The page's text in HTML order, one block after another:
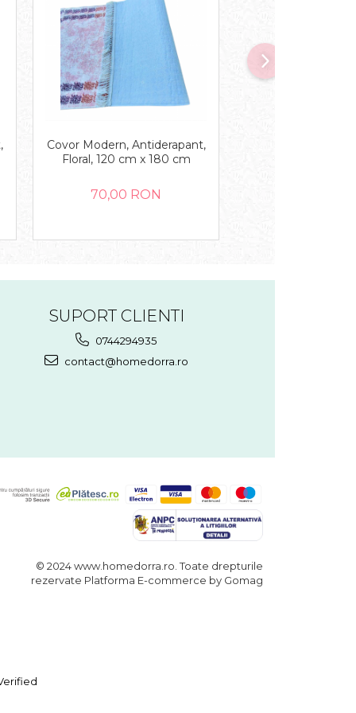
Covor Modern, Antiderapant,
Floral, 120 cm x 180 cm
70,00 RON
SUPORT CLIENTI
0744294935
contact@homedorra.ro
© 2024 www.homedorra.ro. Toate drepturile
rezervate Platforma E-commerce by Gomag